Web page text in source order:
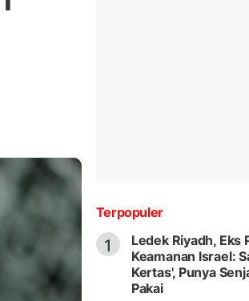
Terpopuler
1
Ledek Riyadh, Eks
Keamanan Israel:
Kertas', Punya
Pakai